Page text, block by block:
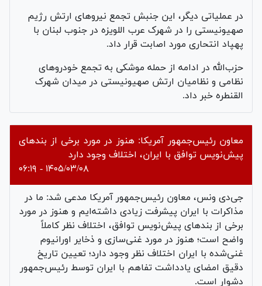
در عملیاتی دیگر، این جنبش تجمع نیروهای ارتش رژیم
صهیونیستی را در شهرک عرب اللویزه در جنوب لبنان با
پهپاد انتحاری مورد اصابت قرار داد.
حزب‌الله در ادامه از حمله موشکی به تجمع خودروهای
نظامی و نظامیان ارتش صهیونیستی در میدان شهرک
القنطره خبر داد.
معاون رئیس‌جمهور آمریکا: هنوز در مورد برخی از بندهای
پیش‌نویس توافق با ایران، اختلاف وجود دارد
۱۴۰۵/۰۳/۰۸ - ۰۶:۱۹
جی‌دی ونس، معاون رئیس‌جمهور آمریکا مدعی شد: ما در
مذاکرات با ایران پیشرفت زیادی داشته‌ایم و هنوز در مورد
برخی از بندهای پیش‌نویس توافق، اختلاف نظر کاملاً
واضح است‌؛ هنوز در مورد غنی‌سازی و ذخایر اورانیوم
غنی‌شده با ایران اختلاف نظر وجود دارد؛ تعیین تاریخ
دقیق امضای یادداشت تفاهم با ایران توسط رئیس‌جمهور
دشوار است.